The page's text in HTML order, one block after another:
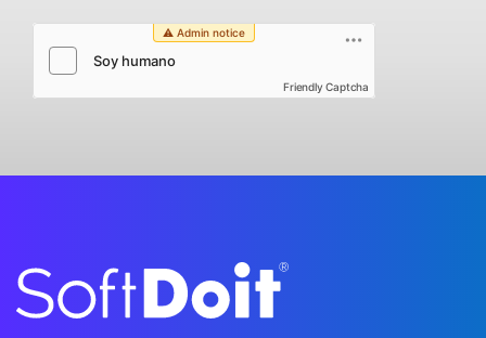
Friendly Captcha